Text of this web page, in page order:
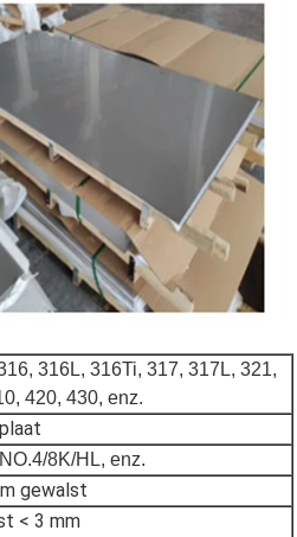
316L, 316Ti, 317, 317L, 321,
420, 430, enz.
8K/HL, enz.
gewalst
< 3 mm